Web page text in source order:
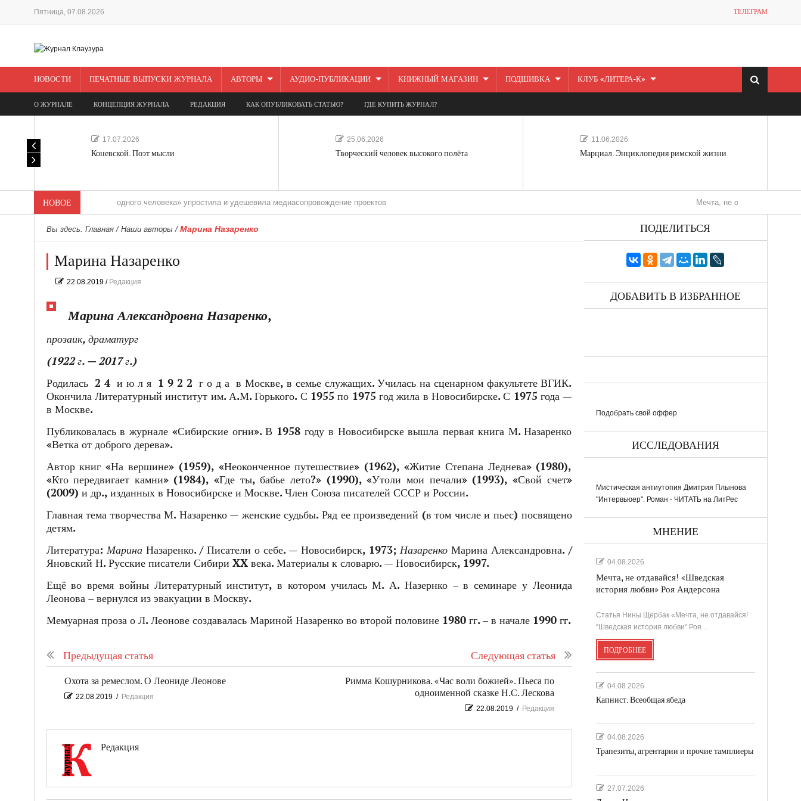
Пятница, 07.08.2026 ТЕЛЕГРАМ
НОВОСТИ ПЕЧАТНЫЕ ВЫПУСКИ ЖУРНАЛА АВТОРЫ АУДИО-ПУБЛИКАЦИИ КНИЖНЫЙ МАГАЗИН ПОДШИВКА КЛУБ «ЛИТЕРА-К»
О ЖУРНАЛЕ КОНЦЕПЦИЯ ЖУРНАЛА РЕДАКЦИЯ КАК ОПУБЛИКОВАТЬ СТАТЬЮ? ГДЕ КУПИТЬ ЖУРНАЛ?
17.07.2026
Коневской. Поэт мысли
25.06.2026
Творческий человек высокого полёта
11.06.2026
Марциал. Энциклопедия римской жизни
НОВОЕ
«Редакция одного человека» упростила и удешевила медиасопровождение проектов Мечта, не отдавайся! «Шведская
Вы здесь: Главная/ Наши авторы/ Марина Назаренко
Марина Назаренко
22.08.2019/ Редакция
Марина Александровна Назаренко,
прозаик, драматург
(1922 г. — 2017 г.)
Родилась 2 4 и ю л я 1 9 2 2 г о д а в Москве, в семье служащих. Училась на сценарном факультете ВГИК.
Окончила Литературный институт им. А.М. Горького. С 1955 по 1975 год жила в Новосибирске. С 1975 года —
в Москве.
Публиковалась в журнале «Сибирские огни». В 1958 году в Новосибирске вышла первая книга М. Назаренко
«Ветка от доброго дерева».
Автор книг «На вершине» (1959), «Неоконченное путешествие» (1962), «Житие Степана Леднева» (1980),
«Кто передвигает камни» (1984), «Где ты, бабье лето?» (1990), «Утоли мои печали» (1993), «Свой счет»
(2009) и др., изданных в Новосибирске и Москве. Член Союза писателей СССР и России.
Главная тема творчества М. Назаренко — женские судьбы. Ряд ее произведений (в том числе и пьес) посвящено
детям.
Литература: МаринаНазаренко. / Писатели о себе. — Новосибирск, 1973;Назаренко Марина Александровна. /
Яновский Н. Русские писатели Сибири XX века. Материалы к словарю. — Новосибирск, 1997.
Ещё во время войны Литературный институт, в котором училась М. А. Назернко – в семинаре у Леонида
Леонова – вернулся из эвакуации в Москву.
Мемуарная проза о Л. Леонове создавалась Мариной Назаренко во второй половине 1980 гг. – в начале 1990 гг.
Предыдущая статья Следующая статья
Охота за ремеслом. О Леониде Леонове
22.08.2019 / Редакция
Римма Кошурникова. «Час воли божией». Пьеса по
одноименной сказке Н.С. Лескова
22.08.2019 / Редакция
Редакция
ПОДЕЛИТЬСЯ
ДОБАВИТЬ В ИЗБРАННОЕ
Подобрать свой оффер
ИССЛЕДОВАНИЯ
Мистическая антиутопия Дмитрия Плынова
"Интервьюер". Роман - ЧИТАТЬ на ЛитРес
МНЕНИЕ
04.08.2026
Мечта, не отдавайся! «Шведская
история любви» Роя Андерсона
Статья Нины Щербак «Мечта, не отдавайся!
“Шведская история любви” Роя…
ПОДРОБНЕЕ
04.08.2026
Капнист. Всеобщая ябеда
04.08.2026
Трапезиты, агрентарии и прочие тамплиеры
27.07.2026